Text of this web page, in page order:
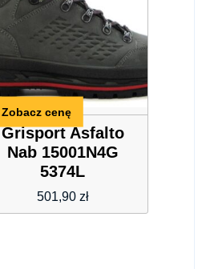
Grisport Asfalto
Nab 15001N4G
5374L
501,90 zł
Zobacz cenę